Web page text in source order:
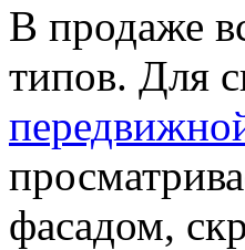
В продаже
типов. Для
фасадом,